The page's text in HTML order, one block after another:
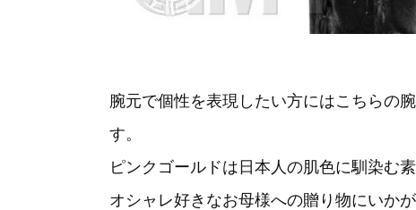
腕元で個性を表現したい方にはこちらの
す。
ピンクゴールドは日本人の肌色に馴染む
オシャレ好きなお母様への贈り物にいかが